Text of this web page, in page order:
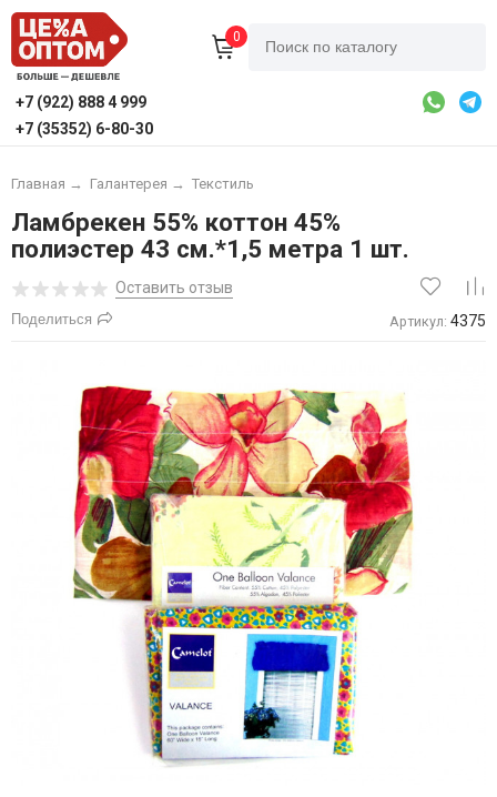
0
+7 (922) 888 4 999
+7 (35352) 6-80-30
Главная → Галантерея → Текстиль
Ламбрекен 55% коттон 45%
полиэстер 43 см.*1,5 метра 1 шт.
Оставить отзыв
Поделиться Артикул: 4375